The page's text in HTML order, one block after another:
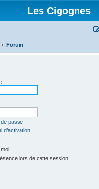
Les Cigognes
Forum
de passe
d’activation
lors de cette session